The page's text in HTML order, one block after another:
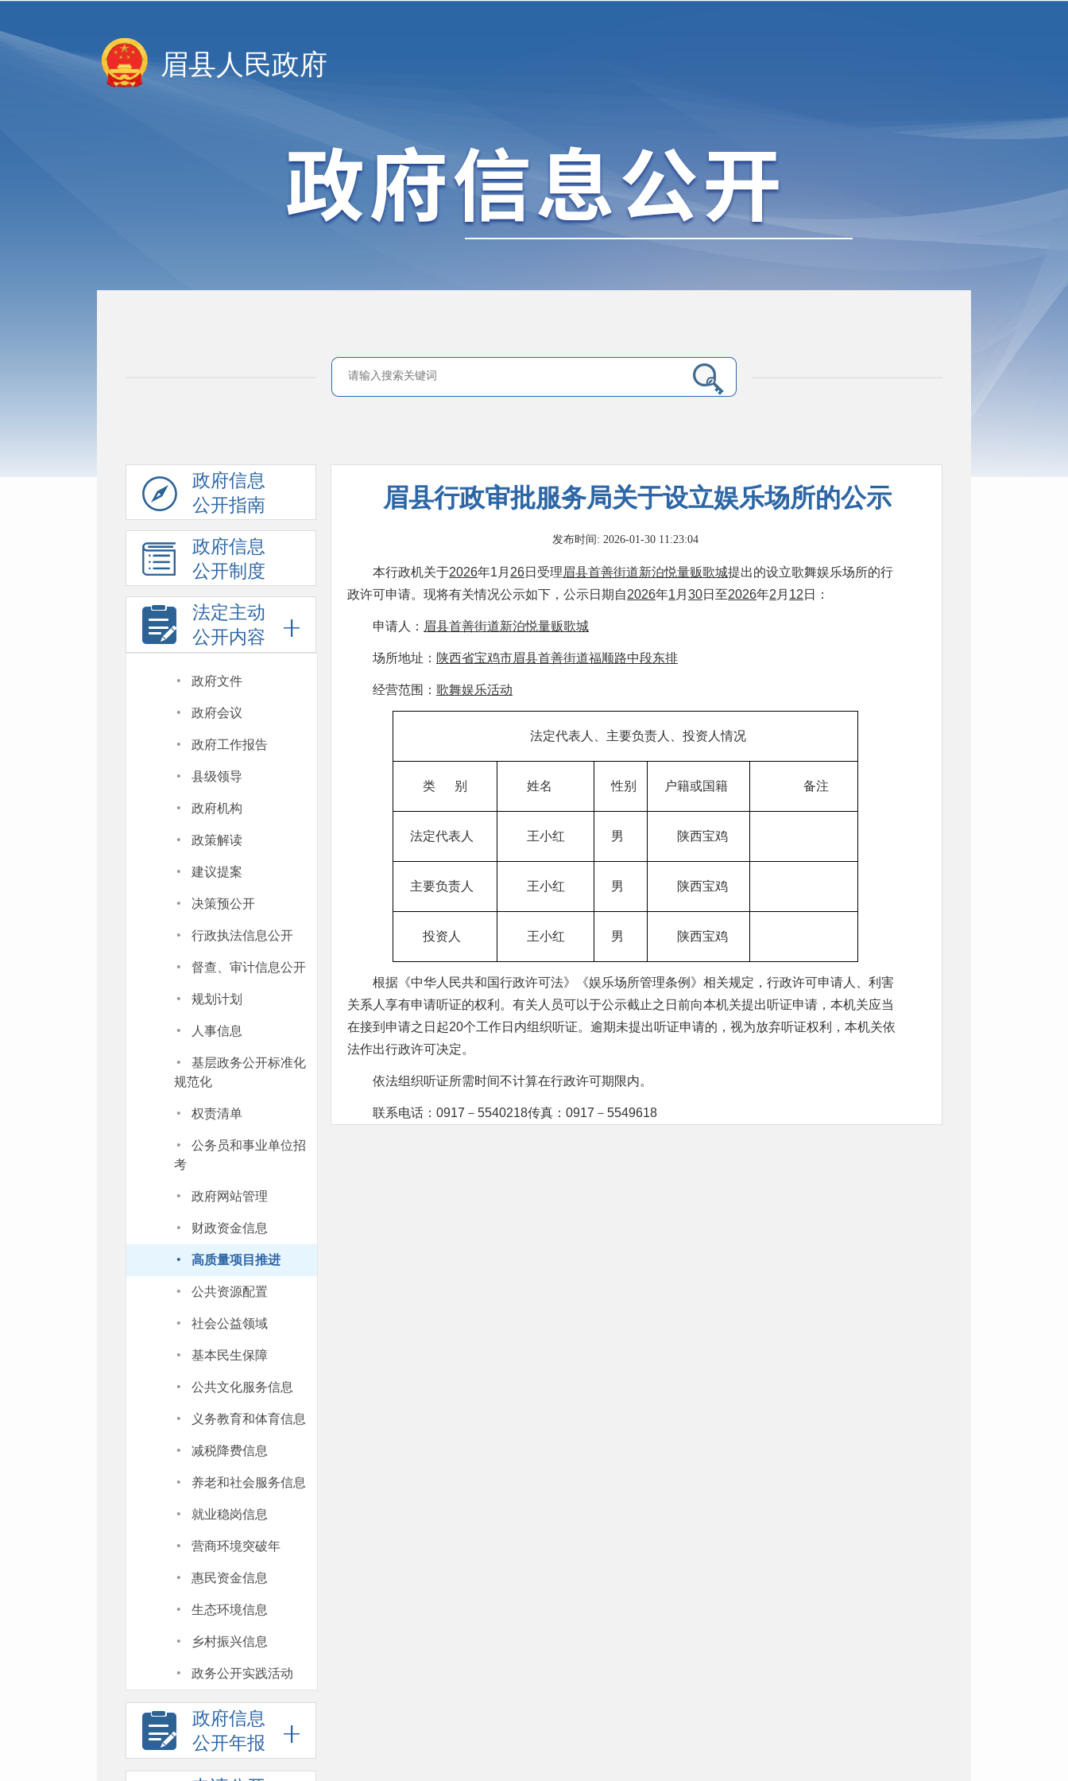
眉县人民政府
政府信息
公开指南
政府信息
公开制度
法定主动
公开内容
· 政府文件
· 政府会议
· 政府工作报告
· 县级领导
· 政府机构
· 政策解读
· 建议提案
· 决策预公开
· 行政执法信息公开
· 督查、审计信息公开
· 规划计划
· 人事信息
·
基层政务公开标准化
规范化
· 权责清单
·
公务员和事业单位招
考
· 政府网站管理
· 财政资金信息
· 高质量项目推进
· 公共资源配置
· 社会公益领域
· 基本民生保障
· 公共文化服务信息
· 义务教育和体育信息
· 减税降费信息
· 养老和社会服务信息
· 就业稳岗信息
· 营商环境突破年
· 惠民资金信息
· 生态环境信息
· 乡村振兴信息
· 政务公开实践活动
政府信息
公开年报
眉县行政审批服务局关于设立娱乐场所的公示
发布时间: 2026-01-30 11:23:04
本行政机关于2026年1 月 26日受理眉县首善街道新泊悦量贩歌城提出的设立歌舞娱乐场所的行
政许可申请。现将有关情况公示如下， 公示日期自2026年1 月 30日至2026年2 月 12 日 ：
申请 人： 眉县首善街道新泊悦量贩歌城
场所地址： 陕西省宝鸡市眉县首善街道福顺路中段东排
经营范围： 歌舞娱乐活动
法定代表人、主要负责人、投资人情况
类 别 姓名 性别 户籍或国籍 备注
法定代表人 王小红 男 陕西宝鸡
主要负责人 王小红 男 陕西宝鸡
投资人 王小红 男 陕西宝鸡
根据《中华人民共和国行政许可法》《娱乐场所管理条例》相关规定，行政许可申请人、利害
关系人享有申请听证的权利 。有关人员可以于公示截止之日前向本机关提出听证申请，本机关应当
在接到申请之日起20个工作日内组织听证。逾期未提出听证申请的，视为放弃听证权利，本机关依
法作出行政许可决定。
依法组织听证所需时间不计算在行政许可期限内。
联系电话： 0917－5540218传真： 0917－5549618